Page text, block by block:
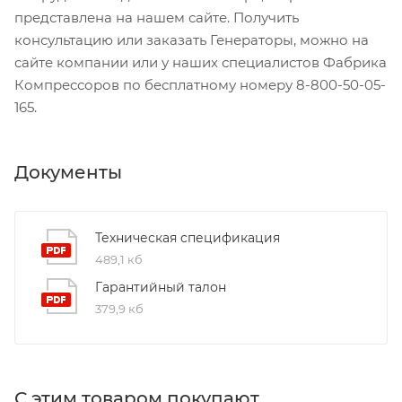
представлена на нашем сайте. Получить
консультацию или заказать Генераторы, можно на
сайте компании или у наших специалистов Фабрика
Компрессоров по бесплатному номеру 8-800-50-05-
165.
Документы
Техническая спецификация
489,1 кб
Гарантийный талон
379,9 кб